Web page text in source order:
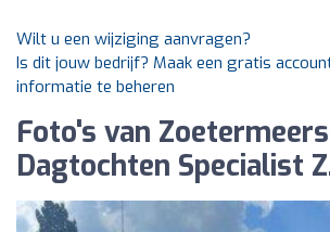
Wilt u een wijziging aanvragen?
Is dit jouw bedrijf? Maak een gratis
informatie te beheren
Foto's van
Dagtochten Specialist